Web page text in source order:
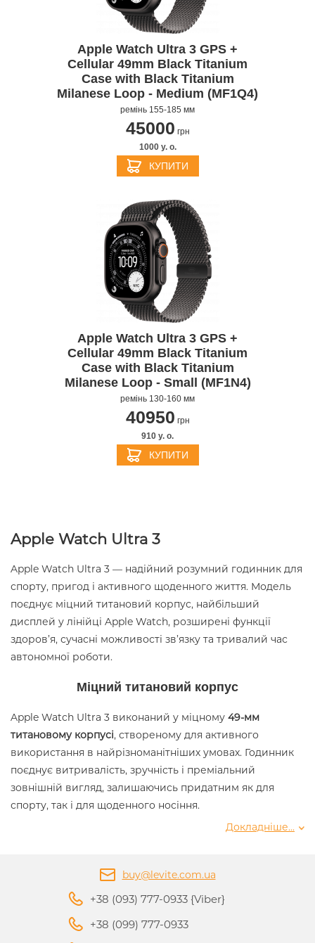
Apple Watch Ultra 3 GPS +
Cellular 49mm Black Titanium
Case with Black Titanium
Milanese Loop - Medium (MF1Q4)
ремінь 155-185 мм
45000 грн
1000 y. о.
КУПИТИ
Apple Watch Ultra 3 GPS +
Cellular 49mm Black Titanium
Case with Black Titanium
Milanese Loop - Small (MF1N4)
ремінь 130-160 мм
40950 грн
910 y. о.
КУПИТИ
Apple Watch Ultra 3
Apple Watch Ultra 3 — надійний розумний годинник для
спорту, пригод і активного щоденного життя. Модель
поєднує міцний титановий корпус, найбільший
дисплей у лінійці Apple Watch, розширені функції
здоров’я, сучасні можливості зв’язку та тривалий час
автономної роботи.
Міцний титановий корпус
Apple Watch Ultra 3 виконаний у міцному 49-мм
титановому корпусі, створеному для активного
використання в найрізноманітніших умовах. Годинник
поєднує витривалість, зручність і преміальний
зовнішній вигляд, залишаючись придатним як для
спорту, так і для щоденного носіння.
Великий яскравий дисплей
Докладніше...
buy@levite.com.ua
+38 (093) 777-0933 {Viber}
+38 (099) 777-0933